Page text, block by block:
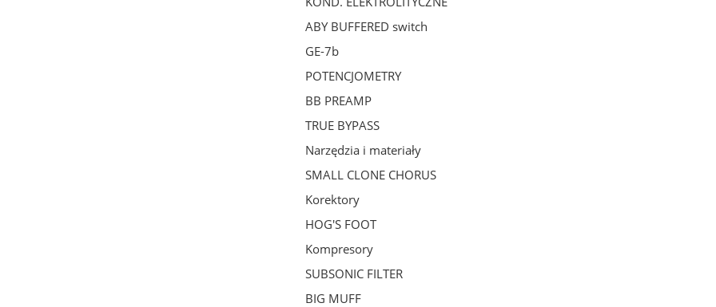
ABY BUFFERED switch
GE-7b
POTENCJOMETRY
BB PREAMP
TRUE BYPASS
Narzędzia i materiały
SMALL CLONE CHORUS
Korektory
HOG'S FOOT
Kompresory
SUBSONIC FILTER
BIG MUFF